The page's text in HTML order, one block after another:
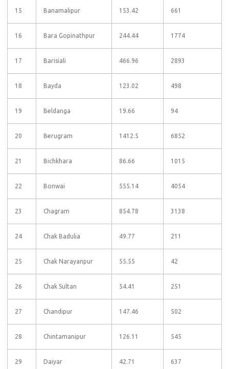
15 Banamalipur 153.42 661
16 Bara Gopinathpur 244.44 1774
17 Barisiali 466.96 2893
18 Bayda 123.02 498
19 Beldanga 19.66 94
20 Berugram 1412.5 6852
21 Bichkhara 86.66 1015
22 Bonwai 555.14 4054
23 Chagram 854.78 3138
24 Chak Badulia 49.77 211
25 Chak Narayanpur 55.55 42
26 Chak Sultan 54.41 251
27 Chandipur 147.46 502
28 Chintamanipur 126.11 545
29 Daiyar 42.71 637